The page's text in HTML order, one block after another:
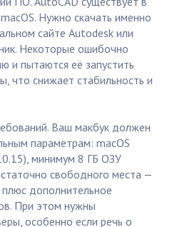
Нужно скачать именно
сайте Autodesk или
Некоторые ошибочно
и пытаются её запустить
что снижает стабильность и
Ваш макбук должен
параметрам: macOS
минимум 8 ГБ ОЗУ
свободного места —
дополнительное
При этом нужны
особенно если речь о